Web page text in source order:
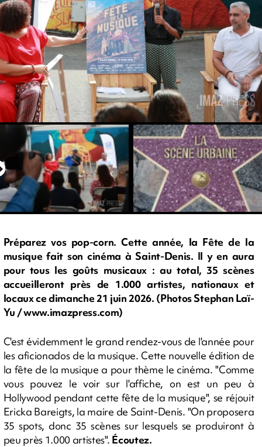
Préparez vos pop-corn. Cette année, la Fête de la
musique fait son cinéma à Saint-Denis. Il y en aura
pour tous les goûts musicaux : au total, 35 scènes
accueilleront près de 1.000 artistes, nationaux et
locaux ce dimanche 21 juin 2026. (Photos Stephan Laï-
Yu / www.imazpress.com)
C'est évidemment le grand rendez-vous de l'année pour
les aficionados de la musique. Cette nouvelle édition de
la fête de la musique a pour thème le cinéma. "Comme
vous pouvez le voir sur l'affiche, on est un peu à
Hollywood pendant cette fête de la musique", se réjouit
Ericka Bareigts, la maire de Saint-Denis. "On proposera
35 spots, donc 35 scènes sur lesquels se produiront à
peu près 1.000 artistes". Écoutez.